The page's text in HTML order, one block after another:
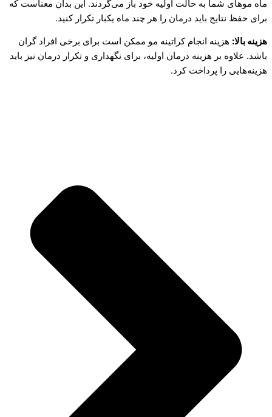
ماه موهای شما به حالت اولیه خود باز می‌گردند. این بدان معناست که
برای حفظ نتایج باید درمان را هر چند ماه یکبار تکرار کنید.
هزینه بالا:هزینه انجام کراتینه مو ممکن است برای برخی افراد گران
باشد. علاوه بر هزینه درمان اولیه، برای نگهداری و تکرار درمان نیز باید
هزینه‌هایی را پرداخت کرد.